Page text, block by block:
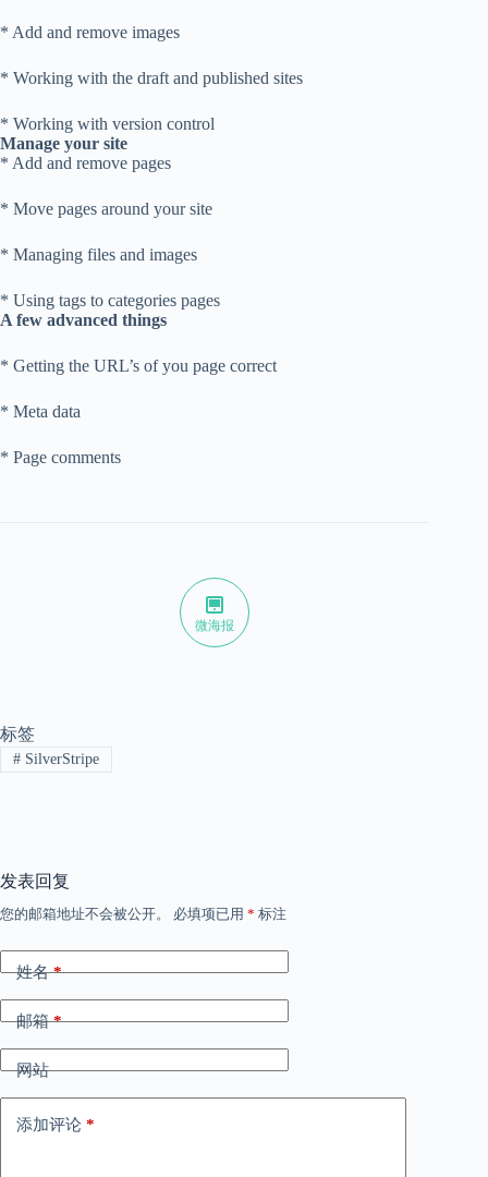
* Add and remove images
* Working with the draft and published sites
* Working with version control
Manage your site
* Add and remove pages
* Move pages around your site
* Managing files and images
* Using tags to categories pages
A few advanced things
* Getting the URL’s of you page correct
* Meta data
* Page comments
微海报
标签
#SilverStripe
发表回复
您的邮箱地址不会被公开。 必填项已用 * 标注
姓名*
邮箱*
网站
添加评论 *